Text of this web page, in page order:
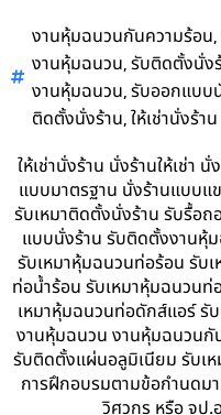
งานหุ้มฉนวนกันความร้อน,
งานหุ้มฉนวน,รับติดตั้งนั่ง
งานหุ้มฉนวน,รับออกแบบ
ติดตั้งนั่งร้าน,ให้เช่านั่งร้าน
ให้เช่านั่งร้าน นั่งร้านให้เช่า
แบบมาตรฐาน นั่งร้านแบบ
รับเหมาติดตั้งนั่งร้าน รับรื้อ
แบบนั่งร้าน รับติดตั้งงานหุ้
รับเหมาหุ้มฉนวนท่อร้อน รับ
ท่อน้ำร้อน รับเหมาหุ้มฉนวนท่
เหมาหุ้มฉนวนท่อดักส์แอร์ รั
งานหุ้มฉนวน งานหุ้มฉนวนกั
รับติดตั้งแผ่นอลูมิเนียม รับเ
การฝึกอบรมตามข้อกำนดม
วิศวกร หรือ จป